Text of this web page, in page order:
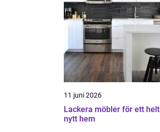
11 juni 2026
Lackera möbler för ett helt
nytt hem